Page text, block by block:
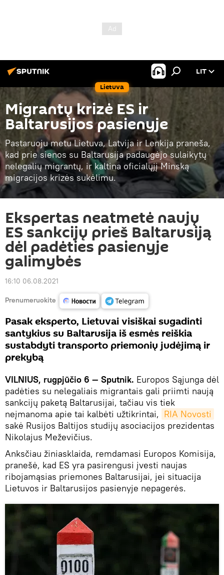
Lietuva
LIT
Migrantų krizė ES ir
Baltarusijos pasienyje
Pastaruoju metu Lietuva, Latvija ir Lenkija praneša,
kad prie sienos su Baltarusija padaugėjo sulaikytų
nelegalių migrantų, ir kaltina oficialųjį Minską
migracijos krizės sukėlimu.
Ekspertas neatmetė naujų
ES sankcijų prieš Baltarusiją
dėl padėties pasienyje
galimybės
16:10 06.08.2021
Prenumeruokite
Pasak eksperto, Lietuvai visiškai sugadinti
santykius su Baltarusija iš esmės reiškia
sustabdyti transporto priemonių judėjimą ir
prekybą
VILNIUS, rugpjūčio 6 — Sputnik. Europos Sąjunga dėl
padėties su nelegaliais migrantais gali priimti naują
sankcijų paketą Baltarusijai, tačiau vis tiek
neįmanoma apie tai kalbėti užtikrintai, RIA Novosti
sakė Rusijos Baltijos studijų asociacijos prezidentas
Nikolajus Meževičius.
Anksčiau žiniasklaida, remdamasi Europos Komisija,
pranešė, kad ES yra pasirengusi įvesti naujas
ribojamąsias priemones Baltarusijai, jei situacija
Lietuvos ir Baltarusijos pasienyje nepagerės.